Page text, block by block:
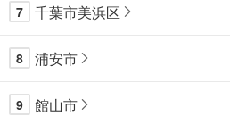
7 千葉市美浜区
8 浦安市
9 館山市